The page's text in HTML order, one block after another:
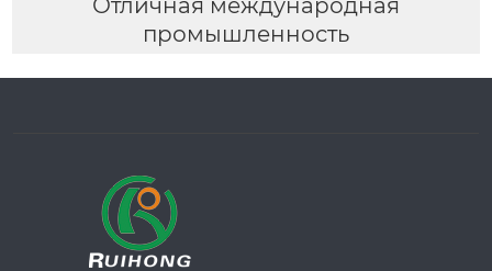
Отличная международная
промышленность